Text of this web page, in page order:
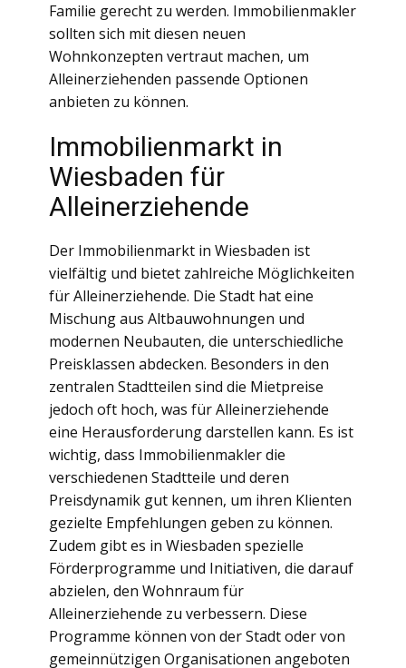
Familie gerecht zu werden. Immobilienmakler
sollten sich mit diesen neuen
Wohnkonzepten vertraut machen, um
Alleinerziehenden passende Optionen
anbieten zu können.
Immobilienmarkt in
Wiesbaden für
Alleinerziehende
Der Immobilienmarkt in Wiesbaden ist
vielfältig und bietet zahlreiche Möglichkeiten
für Alleinerziehende. Die Stadt hat eine
Mischung aus Altbauwohnungen und
modernen Neubauten, die unterschiedliche
Preisklassen abdecken. Besonders in den
zentralen Stadtteilen sind die Mietpreise
jedoch oft hoch, was für Alleinerziehende
eine Herausforderung darstellen kann. Es ist
wichtig, dass Immobilienmakler die
verschiedenen Stadtteile und deren
Preisdynamik gut kennen, um ihren Klienten
gezielte Empfehlungen geben zu können.
Zudem gibt es in Wiesbaden spezielle
Förderprogramme und Initiativen, die darauf
abzielen, den Wohnraum für
Alleinerziehende zu verbessern. Diese
Programme können von der Stadt oder von
gemeinnützigen Organisationen angeboten